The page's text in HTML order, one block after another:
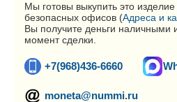
Мы готовы выкупить это
безопасных офисов (Адреса и
Вы получите деньги наличными
момент сделки.
+7(968)436-6660
moneta@nummi.ru